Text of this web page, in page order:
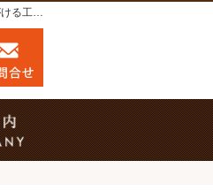
プロの目線からご提案。福井市・鯖江市・坂井市の注文住宅・新築戸建てを手がける工務店なら当社へ。
0120-23-1259
営業時間9:00～18:00 定休日：水曜日
会社案内